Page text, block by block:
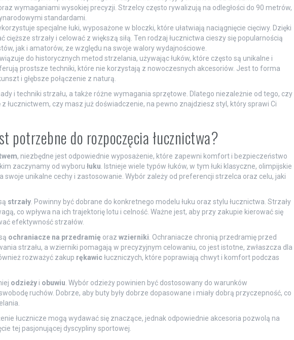
wymaganiami wysokiej precyzji. Strzelcy często rywalizują na odległości do 90 metrów,
standardami.
specjalne łuki, wyposażone w bloczki, które ułatwiają naciągnięcie cięciwy. Dzięki
strzały i celować z większą siłą. Ten rodzaj łucznictwa cieszy się popularnością
jak i amatorów, ze względu na swoje walory wydajnościowe.
do historycznych metod strzelania, używając łuków, które często są unikalne i
prostsze techniki, które nie korzystają z nowoczesnych akcesoriów. Jest to forma
i głębsze połączenie z naturą.
i techniki strzału, a także różne wymagania sprzętowe. Dlatego niezależnie od tego, czy
łucznictwem, czy masz już doświadczenie, na pewno znajdziesz styl, który sprawi Ci
potrzebne do rozpoczęcia łucznictwa?
, niezbędne jest odpowiednie wyposażenie, które zapewni komfort i bezpieczeństwo
zaczynamy od wyboru łuku . Istnieje wiele typów łuków, w tym łuki klasyczne, olimpijskie
swoje unikalne cechy i zastosowanie. Wybór zależy od preferencji strzelca oraz celu, jaki
strzały. Powinny być dobrane do konkretnego modelu łuku oraz stylu łucznictwa. Strzały
co wpływa na ich trajektorię lotu i celność. Ważne jest, aby przy zakupie kierować się
efektywność strzałów.
ochraniacze na przedramię oraz wzierniki . Ochraniacze chronią przedramię przed
strzału, a wzierniki pomagają w precyzyjnym celowaniu, co jest istotne, zwłaszcza dla
rozważyć zakup rękawicłuczniczych, które poprawiają chwyt i komfort podczas
odzieżyi obuwiu . Wybór odzieży powinien być dostosowany do warunków
ruchów. Dobrze, aby buty były dobrze dopasowane i miały dobrą przyczepność, co
łucznicze mogą wydawać się znaczące, jednak odpowiednie akcesoria pozwolą na
tej pasjonującej dyscypliny sportowej.